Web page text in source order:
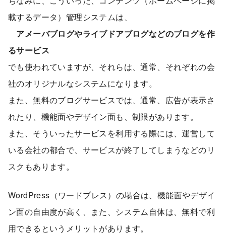
載するデータ）管理システムは、
アメーバブログやライブドアブログなどのブログを作
るサービス
でも使われていますが、それらは、通常、それぞれの会
社のオリジナルなシステムになります。
また、無料のブログサービスでは、通常、広告が表示さ
れたり、機能面やデザイン面も、制限があります。
また、そういったサービスを利用する際には、運営して
いる会社の都合で、サービスが終了してしまうなどのリ
スクもあります。
WordPress（ワードプレス）の場合は、機能面やデザイ
ン面の自由度が高く、また、システム自体は、無料で利
用できるというメリットがあります。